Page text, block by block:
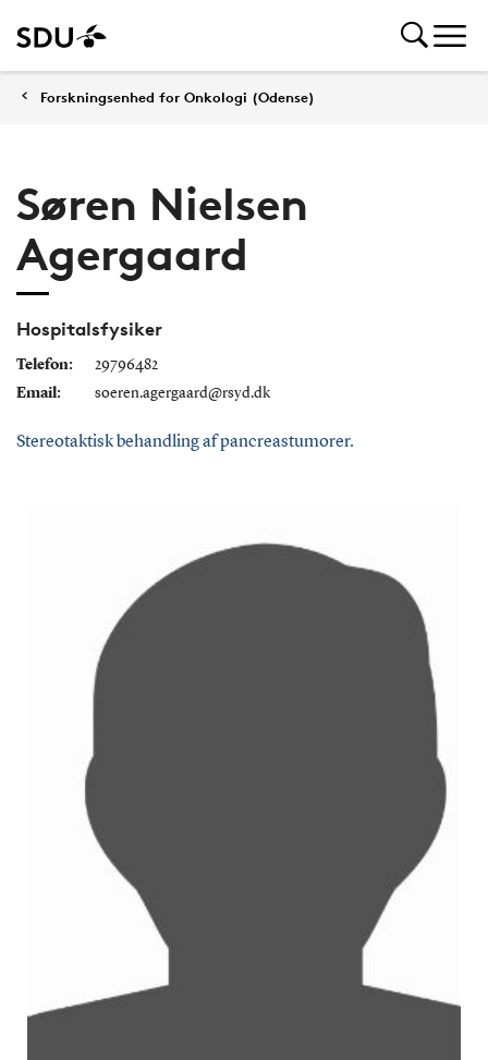
Forskningsenhed for Onkologi (Odense)
Søren Nielsen
Agergaard
Hospitalsfysiker
Telefon:
29796482
Email:
soeren.agergaard@rsyd.dk
Stereotaktisk behandling af pancreastumorer.